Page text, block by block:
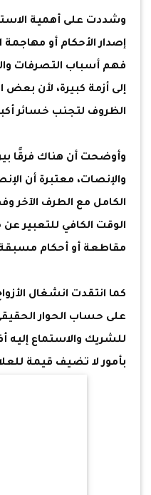
وشددت على أهمية
إصدار الأحكام أو مهاجمة
فهم أسباب التصرفات
إلى أزمة كبيرة، لأن
الظروف لتجنب خسائر
وأوضحت أن هناك فرقًا
والإنصات، معتبرة أن
الكامل مع الطرف الآخر
الوقت الكافي للتعبير
مقاطعة أو أحكام
كما انتقدت انشغال
على حساب الحوار
للشريك والاستماع إليه
بأمور لا تضيف قيمة